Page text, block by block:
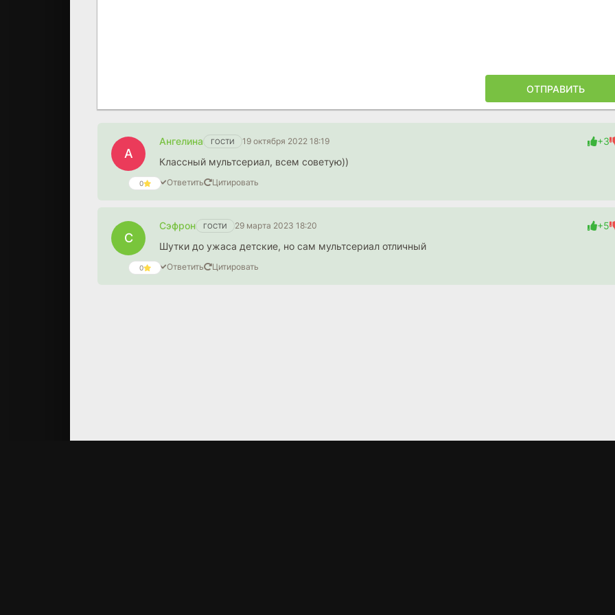
ОТПРАВИТЬ
0
А
Ангелина ГОСТИ 19 октября 2022 18:19
+3
Классный мультсериал, всем советую))
Ответить Цитировать
0
С
Сэфрон ГОСТИ 29 марта 2023 18:20
+5
Шутки до ужаса детские, но сам мультсериал отличный
Ответить Цитировать